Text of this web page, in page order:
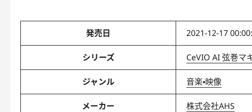
発売日 2021-12-17
シリーズ CeVIO AI 弦巻マ
ジャンル 音楽・映像
メーカー 株式会社AHS